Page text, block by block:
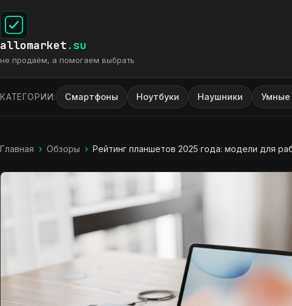
allomarket .su
не продаём, а помогаем выбрать
КАТЕГОРИИ: Смартфоны Ноутбуки Наушники Умные
Главная › Обзоры › Рейтинг планшетов 2025 года: модели для